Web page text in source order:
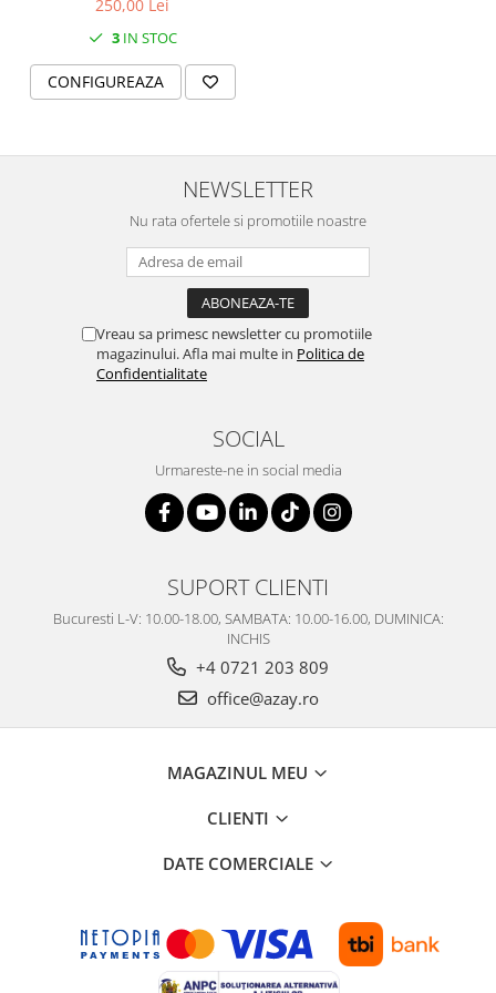
SERENDIPITY WHITE
FLOWER FESTIVAL BLUE
FLOWER FESTIVAL RED
LOVE BIRDS
CHIQUE ROZ
CHIQUE STRIPES VERDE
Renaissance Grey
CHIQUE STRIPES GALBEN
250,00 Lei
3IN STOC
CONFIGUREAZA
NEWSLETTER
Nu rata ofertele si promotiile noastre
Vreau sa primesc newsletter cu promotiile
magazinului. Afla mai multe in Politica de
Confidentialitate
SOCIAL
Urmareste-ne in social media
SUPORT CLIENTI
Bucuresti L-V: 10.00-18.00, SAMBATA: 10.00-16.00, DUMINICA:
INCHIS
+4 0721 203 809
office@azay.ro
MAGAZINUL MEU
CLIENTI
DATE COMERCIALE